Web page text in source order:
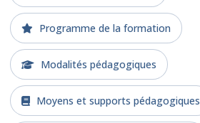
Programme de la formation
Modalités pédagogiques
Moyens et supports pédagogiques